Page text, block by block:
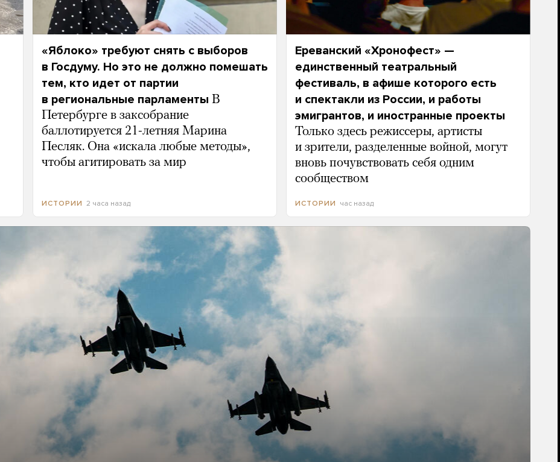
«Яблоко» требуют снять с выборов
в Госдуму. Но это не должно помешать
тем, кто идет от партии
в региональные парламенты В
Петербурге в заксобрание
баллотируется 21-летняя Марина
Песляк. Она «искала любые методы»,
чтобы агитировать за мир
ИСТОРИИ 2 часа назад
Ереванский «Хронофест» —
единственный театральный
фестиваль, в афише которого есть
и спектакли из России, и работы
эмигрантов, и иностранные проекты
Только здесь режиссеры, артисты
и зрители, разделенные войной, могут
вновь почувствовать себя одним
сообществом
ИСТОРИИ час назад